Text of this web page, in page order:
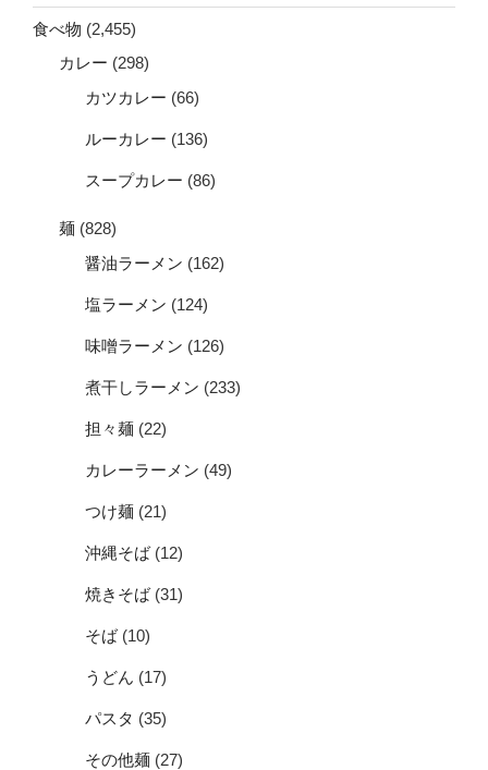
食べ物 (2,455)
カレー (298)
カツカレー (66)
ルーカレー (136)
スープカレー (86)
麺 (828)
醤油ラーメン (162)
塩ラーメン (124)
味噌ラーメン (126)
煮干しラーメン (233)
担々麺 (22)
カレーラーメン (49)
つけ麺 (21)
沖縄そば(12)
焼きそば(31)
そば(10)
うどん (17)
パスタ (35)
その他麺 (27)